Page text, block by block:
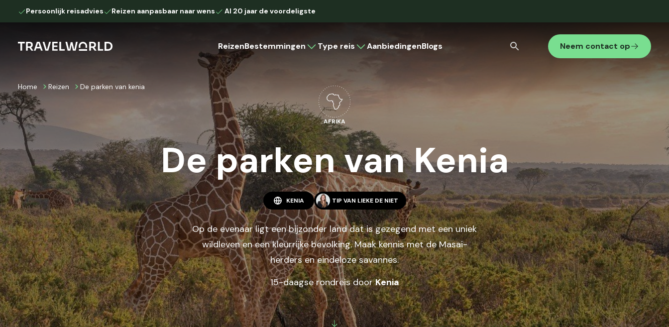
Persoonlijk reisadvies Reizen aanpasbaar naar wens Al 20 jaar de voordeligste
ReizenBestemmingen
Afrika
Namibië
Tanzania
Zuid-Afrika
Europa
IJsland
Lapland
Down Under
Australië
Nieuw-Zeeland
Azië
Bali/Indonesië
India
Japan
Sri Lanka
Singapore
Aruba
Bonaire
Curaçao
Cuba
Latijns-Amerika
Brazilië
Colombia
Costa Rica
Mexico
Panama
Midden-Oosten
Jordanië
Verenigde Arabische
Emiraten
Noord-Amerika
Canada
Verenigde Staten
Type reis
Rondreis Strandvakantie
AanbiedingenBlogs Neem contact op
Home Reizen De parken van kenia
AFRIKA
De parken van Kenia
KENIA TIP VAN LIEKE DE NIET
Op de evenaar ligt een bijzonder land dat is gezegend met een uniek
wildleven en een kleurrijke bevolking. Maak kennis met de Masai-
herders en eindeloze savannes.
15-daagse rondreis doorKenia